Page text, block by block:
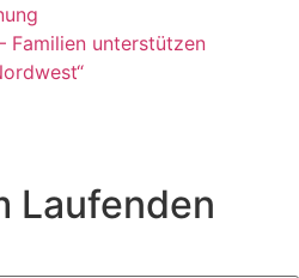
Familien unterstützen
Laufenden